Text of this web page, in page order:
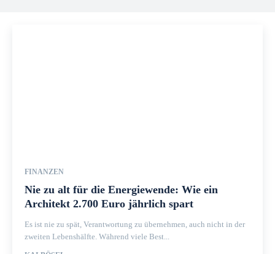
FINANZEN
Nie zu alt für die Energiewende: Wie ein
Architekt 2.700 Euro jährlich spart
Es ist nie zu spät, Verantwortung zu übernehmen, auch nicht in der
zweiten Lebenshälfte. Während viele Best...